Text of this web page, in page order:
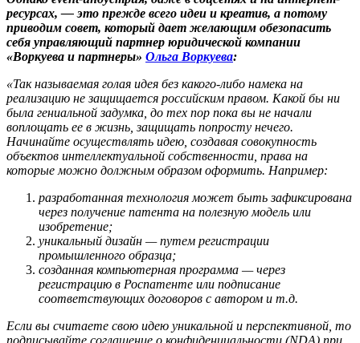
ресурсах, — это прежде всего идеи и креатив, а потому
приводим совет, который дает желающим обезопасить
себя управляющий партнер юридической компании
«Воркуева и партнеры» Ольга Воркуева:
«Так называемая голая идея без какого-либо намека на
реализацию не защищается российским правом. Какой бы ни
была гениальной задумка, до тех пор пока вы не начали
воплощать ее в жизнь, защищать попросту нечего.
Начинайте осуществлять идею, создавая совокупность
объектов интеллектуальной собственности, права на
которые можно должным образом оформить. Например:
разработанная технология может быть зафиксирована
через получение патента на полезную модель или
изобретение;
уникальный дизайн — путем регистрации
промышленного образца;
созданная компьютерная программа — через
регистрацию в Роспатенте или подписание
соответствующих договоров с автором и т.д.
Если вы считаете свою идею уникальной и перспективной, то